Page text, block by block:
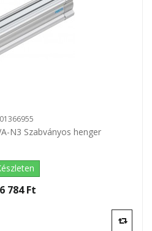
N3 Szabványos henger
784 Ft‎